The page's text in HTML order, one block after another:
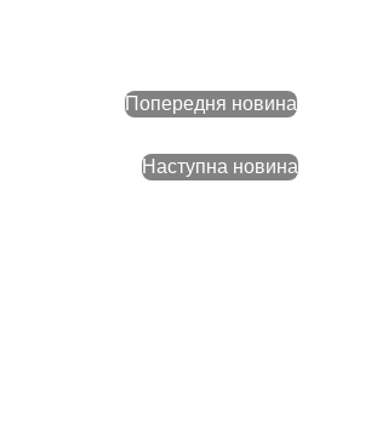
Попередня новина
Наступна новина